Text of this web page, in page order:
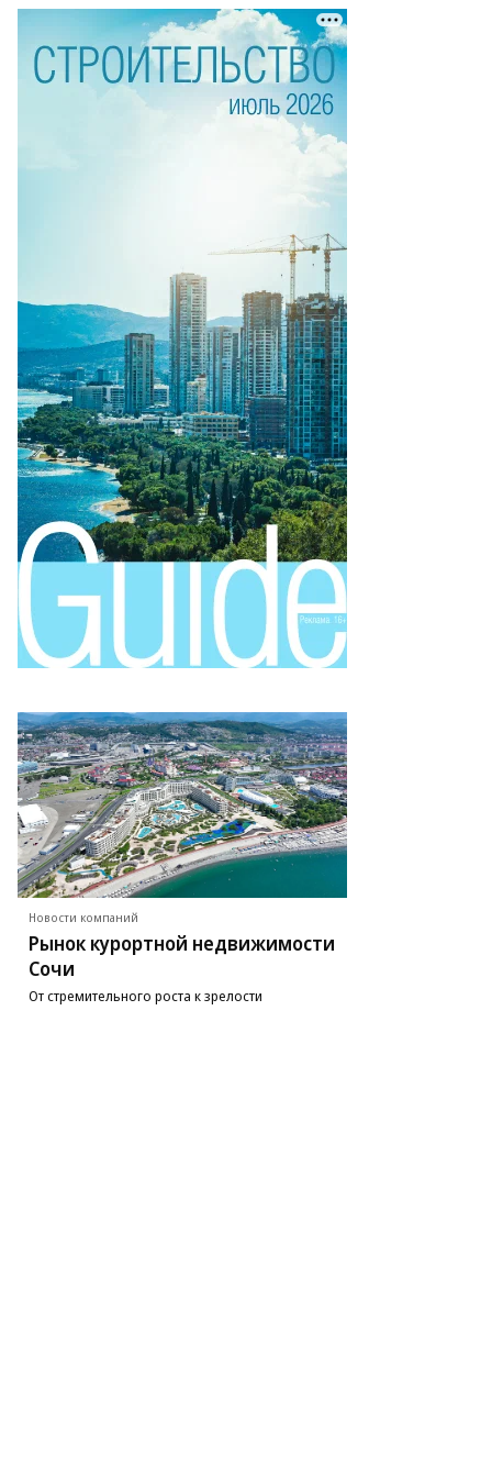
Новости компаний
Рынок курортной недвижимости
Сочи
От стремительного роста к зрелости